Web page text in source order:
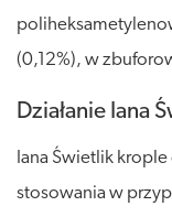
(0,12%), w
Działanie Iana
Iana Świetlik
stosowania w